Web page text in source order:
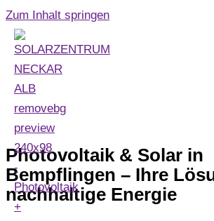
Zum Inhalt springen
Solar
Photovoltaik & Solar in
Bempflingen – Ihre
nachhaltige Energie